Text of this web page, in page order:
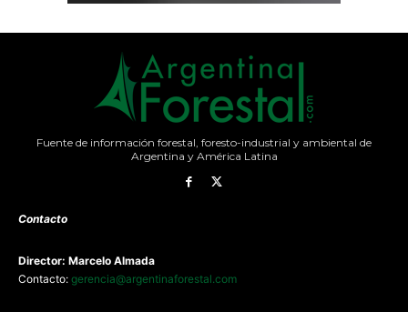
Fuente de información forestal, foresto-industrial y ambiental de
Argentina y América Latina
Contacto
Director: Marcelo Almada
Contacto: gerencia@argentinaforestal.com